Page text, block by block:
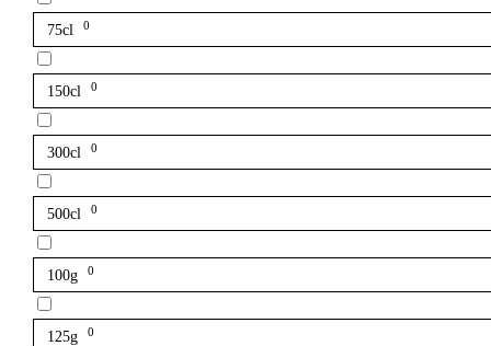
75cl 0
150cl 0
300cl 0
500cl 0
100g 0
125g 0